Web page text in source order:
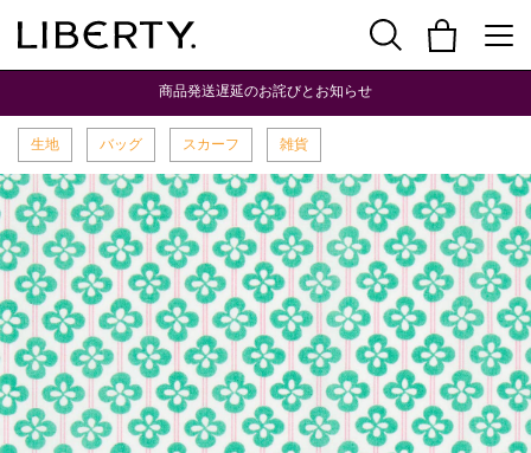
商品発送遅延のお詫びとお知らせ
生地 バッグ スカーフ 雑貨